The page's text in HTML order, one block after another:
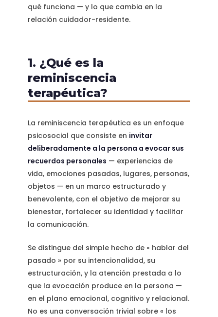
qué funciona — y lo que cambia en la
relación cuidador-residente.
1. ¿Qué es la
reminiscencia
terapéutica?
La reminiscencia terapéutica es un enfoque
psicosocial que consiste en invitar
deliberadamente a la persona a evocar sus
recuerdos personales — experiencias de
vida, emociones pasadas, lugares, personas,
objetos — en un marco estructurado y
benevolente, con el objetivo de mejorar su
bienestar, fortalecer su identidad y facilitar
la comunicación.
Se distingue del simple hecho de « hablar del
pasado » por su intencionalidad, su
estructuración, y la atención prestada a lo
que la evocación produce en la persona —
en el plano emocional, cognitivo y relacional.
No es una conversación trivial sobre « los